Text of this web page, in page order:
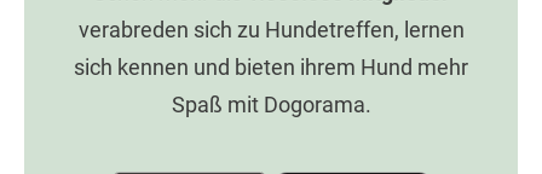
verabreden sich zu Hundetreffen, lernen
sich kennen und bieten ihrem Hund mehr
Spaß mit Dogorama.